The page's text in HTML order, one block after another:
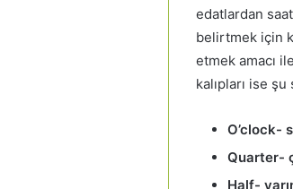
edatlardan
belirtmek için
etmek amacı
kalıpları ise
O’clock-
Quarter-
Half-